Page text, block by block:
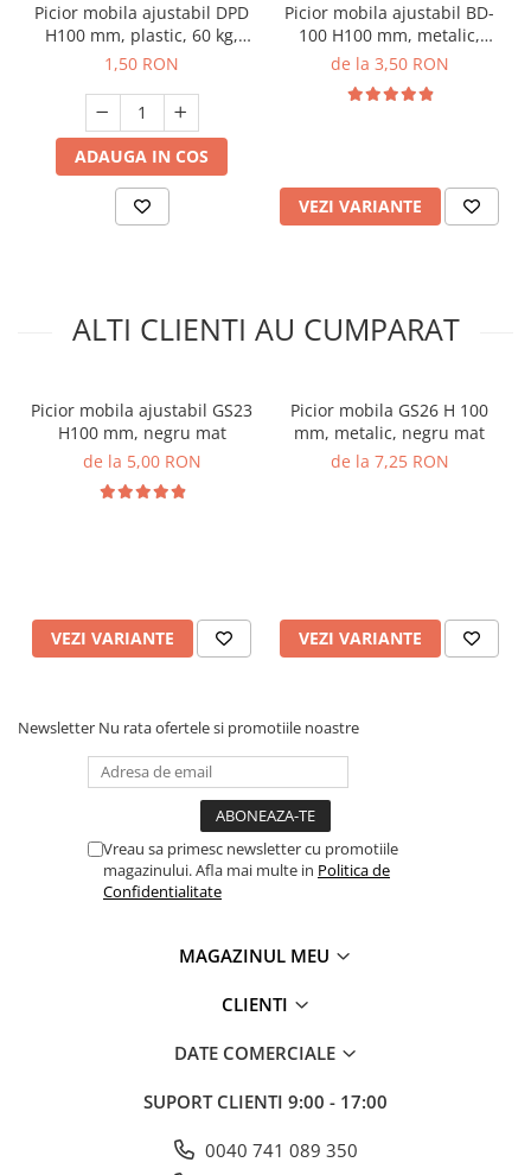
Picior mobila ajustabil DPD
H100 mm, plastic, 60 kg,
negru
1,50 RON
ADAUGA IN COS
Picior mobila ajustabil BD-
100 H100 mm, metalic,
cromat
de la 3,50 RON
VEZI VARIANTE
ALTI CLIENTI AU CUMPARAT
Picior mobila ajustabil GS23
H100 mm, negru mat
de la 5,00 RON
VEZI VARIANTE
Picior mobila GS26 H 100
mm, metalic, negru mat
de la 7,25 RON
VEZI VARIANTE
Newsletter Nu rata ofertele si promotiile noastre
Vreau sa primesc newsletter cu promotiile
magazinului. Afla mai multe in Politica de
Confidentialitate
MAGAZINUL MEU
CLIENTI
DATE COMERCIALE
SUPORT CLIENTI 9:00 - 17:00
0040 741 089 350